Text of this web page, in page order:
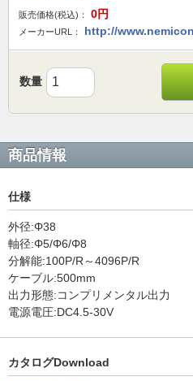
販売価格(税込)： 0円
メーカーURL： http://
数量
商品情報
仕様
外径:Φ38
軸径:Φ5/Φ6/Φ8
分解能:100P/R～4096P/R
ケーブル:500mm
出力形態:コンプリメンタル出力
電源電圧:DC4.5-30V
カタログDownload